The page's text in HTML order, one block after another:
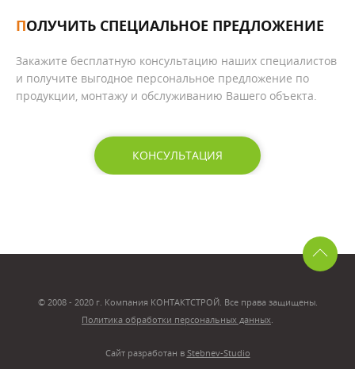
ПОЛУЧИТЬ СПЕЦИАЛЬНОЕ ПРЕДЛОЖЕНИЕ
Закажите бесплатную консультацию наших специалистов
и получите выгодное персональное предложение по
продукции, монтажу и обслуживанию Вашего объекта.
КОНСУЛЬТАЦИЯ
© 2008 - 2020 г. Компания КОНТАКТСТРОЙ. Все права защищены.
Политика обработки персональных данных.
Сайт разработан в Stebnev-Studio